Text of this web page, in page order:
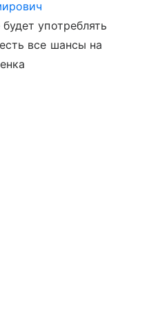
употреблять
все шансы на